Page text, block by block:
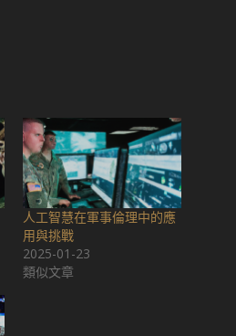
人工智慧在軍事倫理中的應
用與挑戰
2025-01-23
類似文章